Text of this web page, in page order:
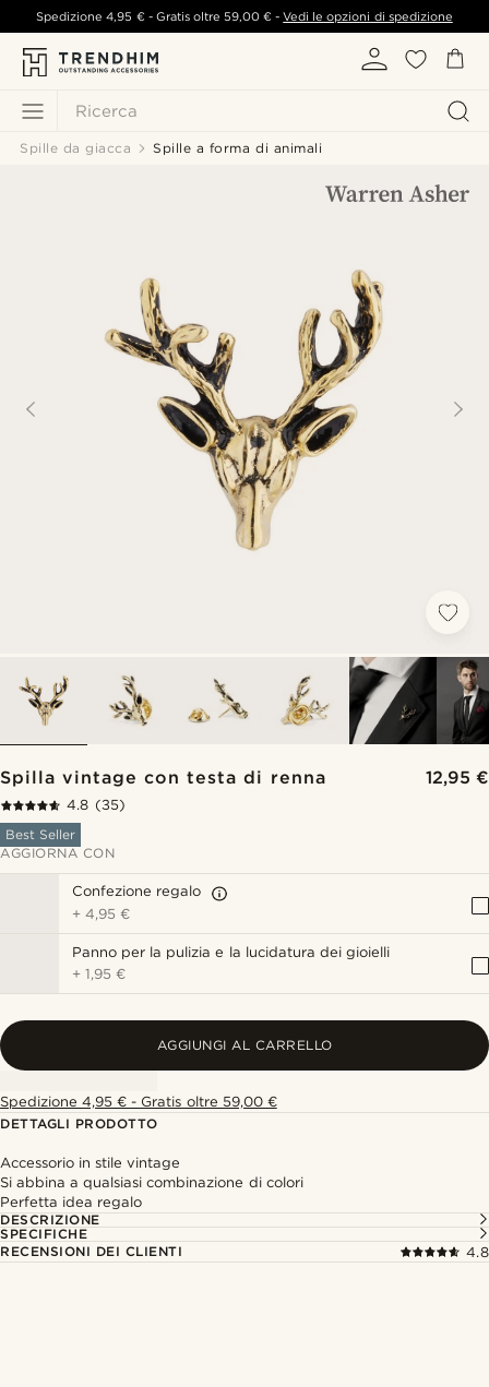
Ricerca
Spedizione4,95 €- Gratis oltre 59,00 € -Vedi le opzioni di spedizione
Spille da giacca Spille a forma di animali
Spilla vintage con testa di renna 12,95 €
4.8 (35)
Best Seller
AGGIORNA CON
Confezione regalo
+4,95 €
Panno per la pulizia e la lucidatura dei gioielli
+1,95 €
AGGIUNGI AL CARRELLO
Spedizione 4,95 € - Gratis oltre 59,00 €
DETTAGLI PRODOTTO
Accessorio in stile vintage
Si abbina a qualsiasi combinazione di colori
Perfetta idea regalo
DESCRIZIONE
SPECIFICHE
RECENSIONI DEI CLIENTI
4.8